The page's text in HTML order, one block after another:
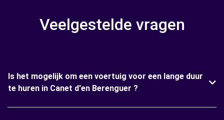
Veelgestelde vragen
Is het mogelijk om een voertuig voor een lange duur
te huren in Canet d'en Berenguer ?